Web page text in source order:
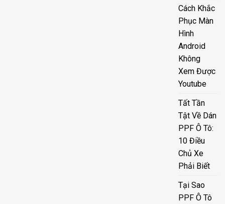
Cách Khắc
Phục Màn
Hình
Android
Không
Xem Được
Youtube
Tất Tần
Tật Về Dán
PPF Ô Tô:
10 Điều
Chủ Xe
Phải Biết
Tại Sao
PPF Ô Tô